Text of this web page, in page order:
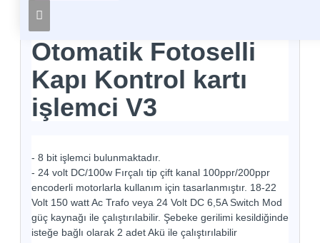
Otomatik Fotoselli
Kapı Kontrol kartı
işlemci V3
- 8 bit işlemci bulunmaktadır.
- 24 volt DC/100w Fırçalı tip çift kanal 100ppr/200ppr
encoderli motorlarla kullanım için tasarlanmıştır. 18-22
Volt 150 watt Ac Trafo veya 24 Volt DC 6,5A Switch Mod
güç kaynağı ile çalıştırılabilir. Şebeke gerilimi kesildiğinde
isteğe bağlı olarak 2 adet Akü ile çalıştırılabilir